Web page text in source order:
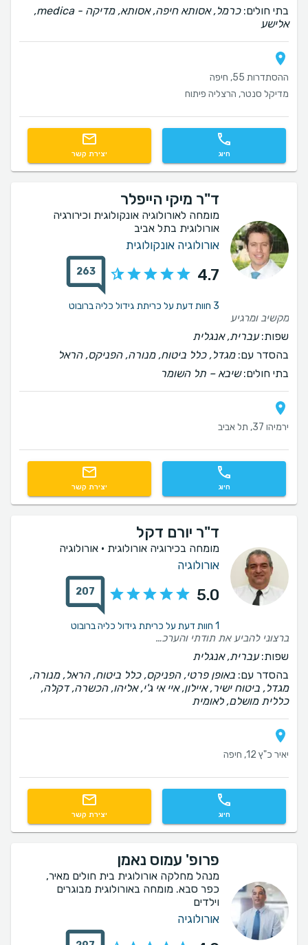
בתי חולים:
כרמל, אסותא חיפה, אסותא, ‫מדיקה - medica,
אלישע
ההסתדרות 55, חיפה
מדיקל סנטר, הרצליה פיתוח
חיוג יצירת קשר
ד"ר מיקי הייפלר
מומחה לאורולוגיה אונקולוגית וכירורגיה
אורולוגית בתל אביב
אורולוגיה אונקולוגית
4.7
263
3 חוות דעת על כריתת גידול כליה ברובוט
מקשיב ומרגיע
שפות:עברית, אנגלית
בהסדר עם:מגדל, כלל ביטוח, מנורה, הפניקס, הראל
בתי חולים:שיבא – תל השומר
ירמיהו 37, תל אביב
חיוג יצירת קשר
ד"ר יורם דקל
מומחה בכירוגיה אורולוגית • אורולוגיה
אורולוגיה
5.0
207
1 חוות דעת על כריתת גידול כליה ברובוט
ברצוני להביע את תודתי והערכתי העמוקה לד"ר יורם דקל ולעוזרתו המסורה מרינה. עברתי אצל ד"ר דקל ניתוח מורכב להסרת גידול מהכליה הימנית, וזכיתי ליחס יוצא דופן שלא פגשתי מעולם.ד"ר דקל הוא לא רק מומחה ברמה הגבוהה ביותר בכירורגיה אורולוגית, אלא קודם כל אדם עם לב ענק, חמלה ואנושיות. הוא נלחם כדי להציל את הכליה שלי, השקיע מחשבה ומאמץ רב, ולא בחר בדרך הקלה. הדאגה האישית שלו, האכפתיות והזמינות העניקו לי ביטחון ותקווה ברגעים המורכבים ביותר.תודה ענקית גם למרינה היקרה, שליוותה אותי במסירות, בסבלנות ובחיוך. המענה המהיר שלה לכל שאלה והתמיכה בהכנות לניתוח הפכו את התקופה המלחיצה הזו להרבה יותר קלה.ד"ר דקל ומרינה הם אנשי מקצוע נדירים שמשאירים חותם עמוק בלב. תודה לכם מעומק הלב על המקצועיות, המסירות והלב הרחב. אני מאחל לכם בריאות, הצלחה והמשך עשייה מבורכת והצלת חיים!
שפות:עברית, אנגלית
בהסדר עם: באופן פרטי, הפניקס, כלל ביטוח, הראל, מנורה,
מגדל, ביטוח ישיר, איילון, איי אי ג'י, אליהו, הכשרה, דקלה,
כללית מושלם, לאומית
יאיר כ"ץ 12, חיפה
חיוג יצירת קשר
פרופ' עמוס נאמן
מנהל מחלקה אורולוגית בית חולים מאיר,
כפר סבא. מומחה באורולוגית מבוגרים
וילדים
אורולוגיה